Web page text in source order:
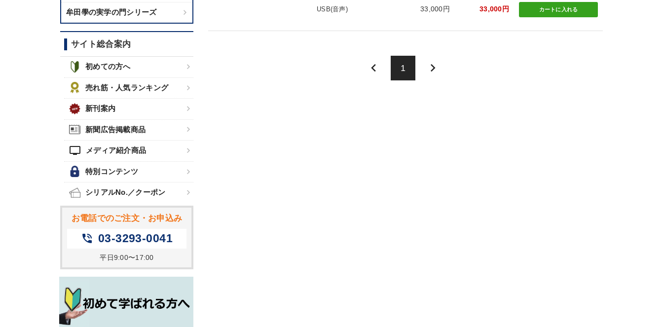
牟田學の実学の門シリーズ
サイト総合案内
初めての方へ
売れ筋・人気ランキング
新刊案内
新聞広告掲載商品
tv メディア紹介商品
特別コンテンツ
シリアルNo.／クーポン
お電話でのご注文・お申込み
phone_in_talk 03-3293-0041
平日9:00〜17:00
USB(音声) 33,000円 33,000円 カートに 入れる
keyboard_arrow_left 1 keyboard_arrow_right